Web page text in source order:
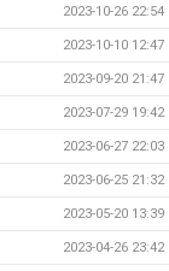
2023-10-26 22:54
2023-10-10 12:47
2023-09-20 21:47
2023-07-29 19:42
2023-06-27 22:03
2023-06-25 21:32
2023-05-20 13:39
2023-04-26 23:42